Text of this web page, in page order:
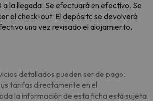
a la llegada. Se efectuará en efectivo. Se
el check-out. El depósito se devolverá
una vez revisado el alojamiento.
detallados pueden ser de pago.
tarifas directamente en el
la información de esta ficha está sujeta